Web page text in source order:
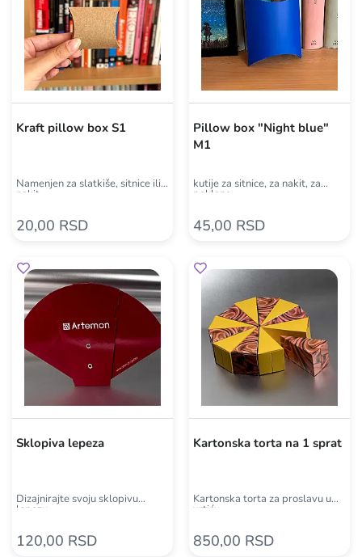
Kraft pillow box S1
Namenjen za slatkiše, sitnice ili
nakit
20,00 RSD
Pillow box "Night blue"
M1
kutije za sitnice, za nakit, za
poklone
45,00 RSD
Sklopiva lepeza
Dizajnirajte svoju sklopivu
lepezu
120,00 RSD
Kartonska torta na 1 sprat
Kartonska torta za proslavu u
vrtiću
850,00 RSD